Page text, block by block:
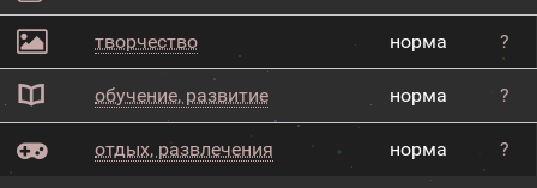
творчество норма ?
обучение, развитие норма ?
отдых, развлечения норма ?